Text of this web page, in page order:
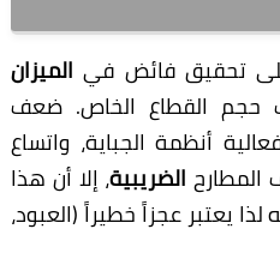
تحقيق فائض في الميزان
القطاع الخاص. ضعف
أنظمة الجباية، واتساع
الضريبية، إلا أن هذا
يعتبر عجزاً خطيراً (العبود،